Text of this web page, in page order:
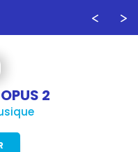
2